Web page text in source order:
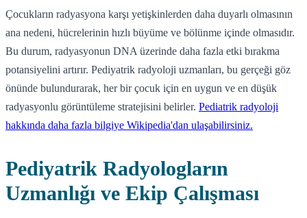
Çocukların radyasyona karşı yetişkinlerden daha duyarlı olmasının
ana nedeni, hücrelerinin hızlı büyüme ve bölünme içinde olmasıdır.
Bu durum, radyasyonun DNA üzerinde daha fazla etki bırakma
potansiyelini artırır. Pediyatrik radyoloji uzmanları, bu gerçeği göz
önünde bulundurarak, her bir çocuk için en uygun ve en düşük
radyasyonlu görüntüleme stratejisini belirler. Pediatrik radyoloji
hakkında daha fazla bilgiye Wikipedia'dan ulaşabilirsiniz.
Pediyatrik Radyologların
Uzmanlığı ve Ekip Çalışması